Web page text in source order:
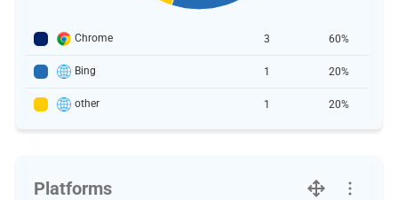
Chrome 3 60%
Bing 1 20%
other 1 20%
Platforms